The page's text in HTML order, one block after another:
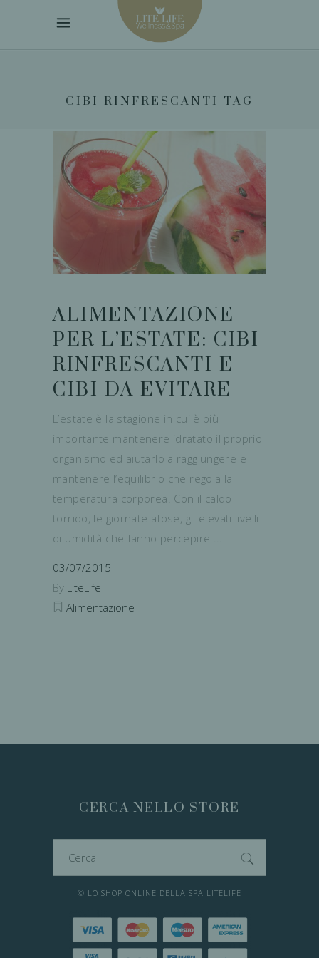
CIBI RINFRESCANTI TAG
ALIMENTAZIONE
PER L’ESTATE: CIBI
RINFRESCANTI E
CIBI DA EVITARE
L’estate è la stagione in cui è più
importante mantenere idratato il proprio
organismo ed aiutarlo a raggiungere e
mantenere l’equilibrio che regola la
temperatura corporea. Con il caldo
torrido, le giornate afose, gli elevati livelli
di umidità che fanno percepire
03/07/2015
By LiteLife
Alimentazione
CERCA NELLO STORE
© LO SHOP ONLINE DELLA SPA LITELIFE